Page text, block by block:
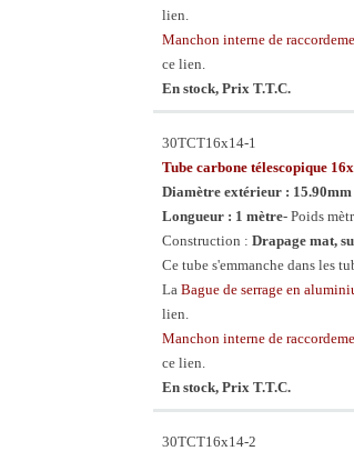
lien.
Manchon interne de
ce lien.
En stock, Prix T.T.C.
30TCT16x14-1
Tube carbone télescopique
Diamètre extérieur : 15.90mm
Longueur : 1 mètre- Poids
Construction : Drapage mat,
Ce tube s'emmanche dans les
La Bague de serrage en
lien.
Manchon interne de
ce lien.
En stock, Prix T.T.C.
30TCT16x14-2